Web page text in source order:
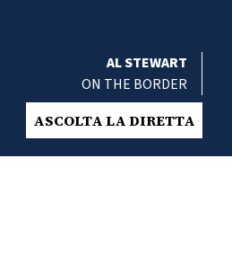
AL STEWART
ON THE BORDER
ASCOLTA LA DIRETTA